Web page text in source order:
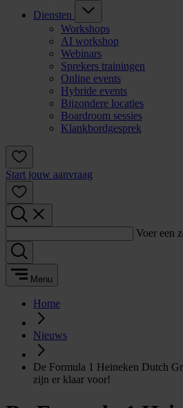
Diensten
Workshops
AI workshop
Webinars
Sprekers trainingen
Online events
Hybride events
Bijzondere locaties
Boardroom sessies
Klankbordgesprek
Start jouw aanvraag
Voer een
Menu
Home
Nieuws
De Formula 1 Heineken Dutch
zijn er klaar voor!